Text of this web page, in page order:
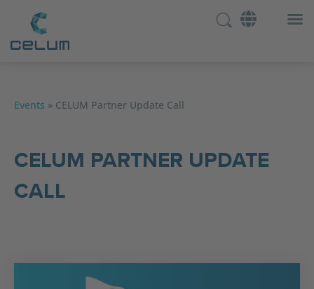
Events » CELUM Partner Update Call
CELUM PARTNER UPDATE
CALL